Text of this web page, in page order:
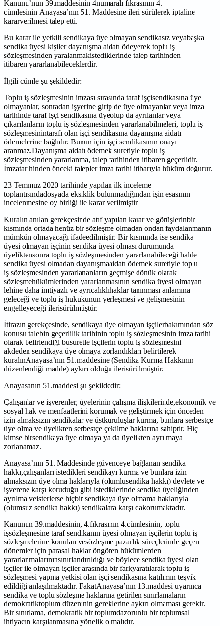
Kanunu’nun 39.maddesinin 4numaralı fıkrasının 4.
cümlesinin Anayasa’nın 51. Maddesine ileri sürülerek iptaline
kararverilmesi talep etti.
Bu karar ile yetkili sendikaya üye olmayan sendikasız veyabaşka
sendika üyesi kişiler dayanışma aidatı ödeyerek toplu iş
sözleşmesinden yaralanmakistediklerinde talep tarihinden
itibaren yararlanabileceklerdir.
İlgili cümle şu şekildedir:
Toplu iş sözleşmesinin imzası sırasında taraf işçisendikasına üye
olmayanlar, sonradan işyerine girip de üye olmayanlar veya imza
tarihinde taraf işçi sendikasına üyeolup da ayrılanlar veya
çıkarılanların toplu iş sözleşmesinden yararlanabilmeleri, toplu iş
sözleşmesinintarafı olan işçi sendikasına dayanışma aidatı
ödemelerine bağlıdır. Bunun için işçi sendikasının onayı
aranmaz.Dayanışma aidatı ödemek suretiyle toplu iş
sözleşmesinden yararlanma, talep tarihinden itibaren geçerlidir.
İmzatarihinden önceki talepler imza tarihi itibarıyla hüküm doğurur.
23 Temmuz 2020 tarihinde yapılan ilk inceleme
toplantısındadosyada eksiklik bulunmadığından işin esasının
incelenmesine oy birliği ile karar verilmiştir.
Kuralın anılan gerekçesinde atıf yapılan karar ve görüşlerinbir
kısmında ortada henüz bir sözleşme olmadan ondan faydalanmanın
mümkün olmayacağı ifadeedilmiştir. Bir kısmında ise sendika
üyesi olmayan işçinin sendika üyesi olması durumunda
üyeliktensonra toplu iş sözleşmesinden yararlanabileceği halde
sendika üyesi olmadan dayanışmaaidatı ödemek suretiyle toplu
iş sözleşmesinden yararlananların geçmişe dönük olarak
sözleşmehükümlerinden yararlanmasının sendika üyesi olmayan
lehine daha imtiyazlı ve ayrıcalıklıhaklar tanınması anlamına
geleceği ve toplu iş hukukunun yerleşmesi ve gelişmesinin
engelleyeceği ilerisürülmüştür.
İtirazın gerekçesinde, sendikaya üye olmayan işçilerbakımından söz
konusu talebin geçerlilik tarihinin toplu iş sözleşmesinin imza tarihi
olarak belirlendiği busuretle işçilerin toplu iş sözleşmesini
akdeden sendikaya üye olmaya zorlandıkları belirtilerek
kuralınAnayasa’nın 51.maddesine (Sendika Kurma Hakkının
düzenlendiği madde) aykırı olduğu ilerisürülmüştür.
Anayasanın 51.maddesi şu şekildedir:
Çalışanlar ve işverenler, üyelerinin çalışma ilişkilerinde,ekonomik ve
sosyal hak ve menfaatlerini korumak ve geliştirmek için önceden
izin almaksızın sendikalar ve üstkuruluşlar kurma, bunlara serbestçe
üye olma ve üyelikten serbestçe çekilme haklarına sahiptir. Hiç
kimse birsendikaya üye olmaya ya da üyelikten ayrılmaya
zorlanamaz.
Anayasa’nın 51. Maddesinde güvenceye bağlanan sendika
hakkı,çalışanları istedikleri sendikayı kurma ve bunlara izin
almaksızın üye olma haklarıyla (olumlusendika hakkı) devlete ve
işverene karşı koruduğu gibi istediklerinde sendika üyeliğinden
ayrılma veisterlerse hiçbir sendikaya üye olmama haklarıyla
(olumsuz sendika hakkı) sendikalara karşı dakorumaktadır.
Kanunun 39.maddesinin, 4.fıkrasının 4.cümlesinin, toplu
işsözleşmesine taraf sendikanın üyesi olmayan işçilerin toplu iş
sözleşmelerine konulan vesözleşme pazarlık süreçlerinde geçen
dönemler için parasal haklar öngören hükümlerden
yararlanmalarınınsınırlandırıldığı ve böylece sendika üyesi olan
işçiler ile olmayan işçiler arasında bir farkyaratılarak toplu iş
sözleşmesi yapma yetkisi olan işçi sendikasına katılımın teşvik
edildiği anlaşılmaktadır. FakatAnayasa’nın 13.maddesi uyarınca
sendika ve toplu sözleşme haklarına getirilen sınırlamaların
demokratiktoplum düzeninin gereklerine aykırı olmaması gerekir.
Bir sınırlama, demokratik bir toplumdazorunlu bir toplumsal
ihtiyacın karşılanmasına yönelik olmalıdır.